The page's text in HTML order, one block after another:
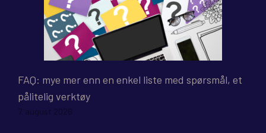
FAQ: mye mer enn en enkel liste med spørsmål, et
pålitelig verktøy
7. august 2026